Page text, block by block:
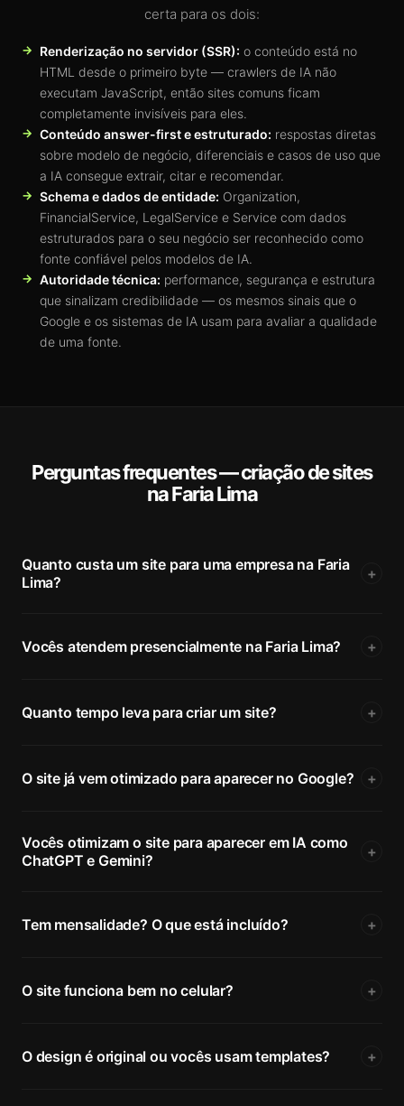
certa para os dois:
Renderização no servidor (SSR): o conteúdo está no
HTML desde o primeiro byte — crawlers de IA não
executam JavaScript, então sites comuns ficam
completamente invisíveis para eles.
Conteúdo answer-first e estruturado: respostas diretas
sobre modelo de negócio, diferenciais e casos de uso que
a IA consegue extrair, citar e recomendar.
Schema e dados de entidade: Organization,
FinancialService, LegalService e Service com dados
estruturados para o seu negócio ser reconhecido como
fonte confiável pelos modelos de IA.
Autoridade técnica: performance, segurança e estrutura
que sinalizam credibilidade — os mesmos sinais que o
Google e os sistemas de IA usam para avaliar a qualidade
de uma fonte.
Perguntas frequentes — criação de sites
na Faria Lima
Quanto custa um site para uma empresa na Faria
Lima?
+
Vocês atendem presencialmente na Faria Lima? +
Quanto tempo leva para criar um site? +
O site já vem otimizado para aparecer no Google? +
Vocês otimizam o site para aparecer em IA como
ChatGPT e Gemini?
+
Tem mensalidade? O que está incluído? +
O site funciona bem no celular? +
O design é original ou vocês usam templates? +